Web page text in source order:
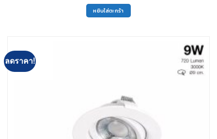
was:
100฿.90฿.
หยิบใส่ตะกร้า
ลดราคา!